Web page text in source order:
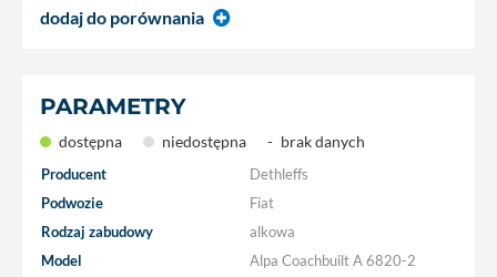
dodaj do porównania
PARAMETRY
dostępna niedostępna - brak danych
Producent
Dethleffs
Podwozie
Fiat
Rodzaj zabudowy
alkowa
Model
Alpa Coachbuilt A 6820-2